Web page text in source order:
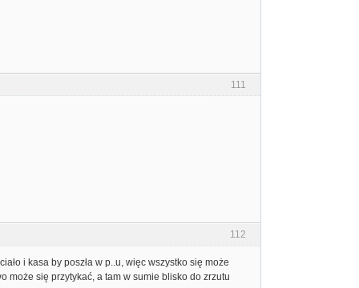
111
112
i kasa by poszła w p..u, więc wszystko się może
może się przytykać, a tam w sumie blisko do zrzutu